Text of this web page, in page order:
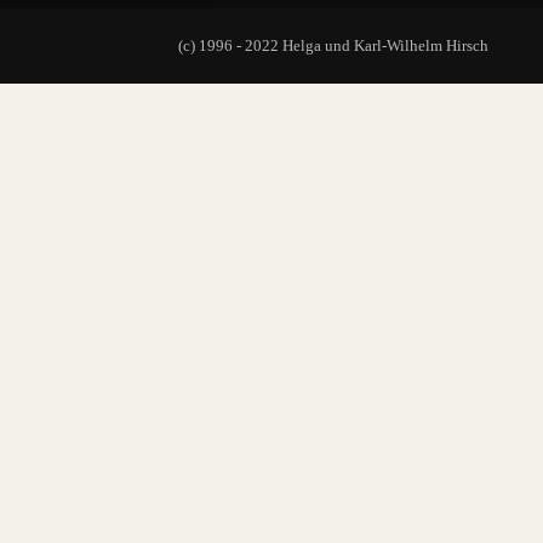
(c) 1996 - 2022 Helga und Karl-Wilhelm Hirsch